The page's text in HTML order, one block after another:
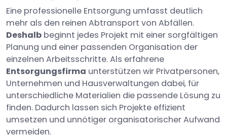
Eine professionelle Entsorgung umfasst deutlich
mehr als den reinen Abtransport von Abfällen.
Deshalb beginnt jedes Projekt mit einer sorgfältigen
Planung und einer passenden Organisation der
einzelnen Arbeitsschritte. Als erfahrene
Entsorgungsfirma unterstützen wir Privatpersonen,
Unternehmen und Hausverwaltungen dabei, für
unterschiedliche Materialien die passende Lösung zu
finden. Dadurch lassen sich Projekte effizient
umsetzen und unnötiger organisatorischer Aufwand
vermeiden.